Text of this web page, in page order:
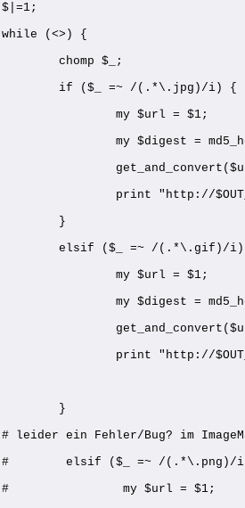
$|=1;
while (<>) {
        chomp $_;
        if ($_ =~ /(.*\.jpg)/i) {
                my $url = $1;
my $digest =
print "http://
        }
elsif ($_ =~ /(.*\.gif)/i)
                my $url = $1;
my $digest =
print "http://
        }
# leider ein Fehler/Bug? im
#        elsif ($_ =~ /(.*\.png)/
#                my $url = $1;